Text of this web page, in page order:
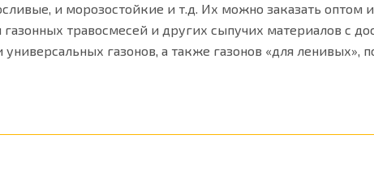
и морозостойкие и т.д. Их можно заказать оптом
травосмесей и других сыпучих материалов с
газонов, а также газонов «для